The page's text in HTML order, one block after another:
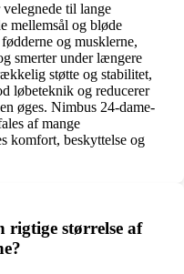
til lange
mellemsål og bløde
og musklerne,
smerter under længere
støtte og stabilitet,
løbeteknik og reducerer
øges. Nimbus 24-dame-
af mange
komfort, beskyttelse og
størrelse af